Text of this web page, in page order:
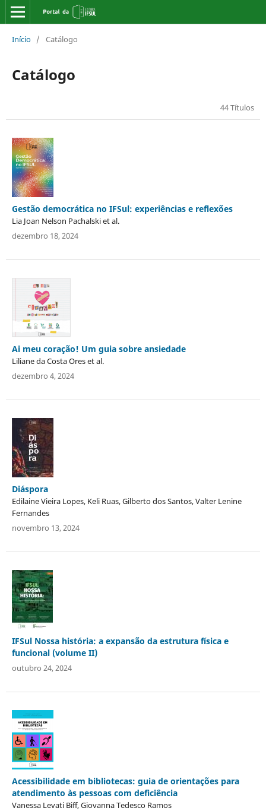
Início / Catálogo
Catálogo
44 Títulos
Gestão democrática no IFSul: experiências e reflexões
Lia Joan Nelson Pachalski et al.
dezembro 18, 2024
Ai meu coração! Um guia sobre ansiedade
Liliane da Costa Ores et al.
dezembro 4, 2024
Diáspora
Edilaine Vieira Lopes, Keli Ruas, Gilberto dos Santos, Valter Lenine
Fernandes
novembro 13, 2024
IFSul Nossa história: a expansão da estrutura física e
funcional (volume II)
outubro 24, 2024
Acessibilidade em bibliotecas: guia de orientações para
atendimento às pessoas com deficiência
Vanessa Levati Biff, Giovanna Tedesco Ramos